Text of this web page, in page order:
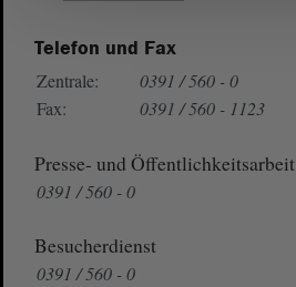
Telefon und Fax
Zentrale:
0391 / 560 - 0
Fax:
0391 / 560 - 1123
Presse- und Öffentlichkeitsarbeit
0391 / 560 - 0
Besucherdienst
0391 / 560 - 0